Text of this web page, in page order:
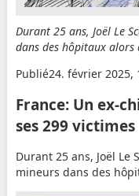
Durant 25 ans, Joël Le
dans des hôpitaux
Publié24. février 2025,
France: Un ex-
ses 299 victimes
Durant 25 ans, Joël Le
mineurs dans des